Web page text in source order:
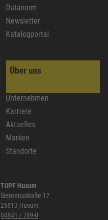
Datanorm
Newsletter
Katalogportal
Über uns
Unternehmen
Karriere
Aktuelles
Marken
Standorte
TOPF Husum
Siemensstraße 17
25813 Husum
04841 / 789-0